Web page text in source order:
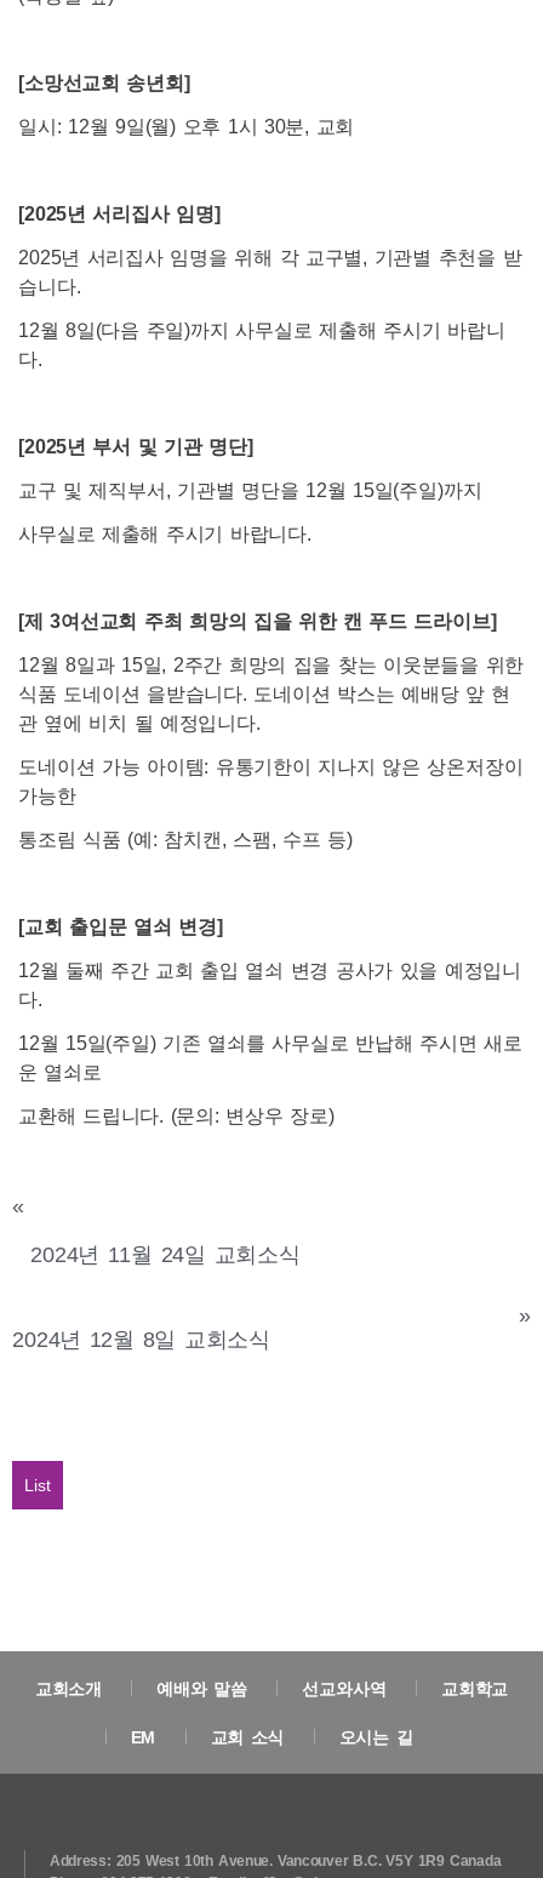
[소망선교회 송년회]
일시: 12월 9일(월) 오후 1시 30분, 교회
[2025년 서리집사 임명]
2025년 서리집사 임명을 위해 각 교구별, 기관별 추천을 받
습니다.
12월 8일(다음 주일)까지 사무실로 제출해 주시기 바랍니
다.
[2025년 부서 및 기관 명단]
교구 및 제직부서, 기관별 명단을 12월 15일(주일)까지
사무실로 제출해 주시기 바랍니다.
[제 3여선교회 주최 희망의 집을 위한 캔 푸드 드라이브]
12월 8일과 15일, 2주간 희망의 집을 찾는 이웃분들을 위한
식품 도네이션 을받습니다. 도네이션 박스는 예배당 앞 현
관 옆에 비치 될 예정입니다.
도네이션 가능 아이템: 유통기한이 지나지 않은 상온저장이
가능한
통조림 식품 (예: 참치캔, 스팸, 수프 등)
[교회 출입문 열쇠 변경]
12월 둘째 주간 교회 출입 열쇠 변경 공사가 있을 예정입니
다.
12월 15일(주일) 기존 열쇠를 사무실로 반납해 주시면 새로
운 열쇠로
교환해 드립니다. (문의: 변상우 장로)
«
2024년 11월 24일 교회소식
2024년 12월 8일 교회소식
»
List
교회소개 예배와 말씀 선교와사역 교회학교
EM 교회 소식 오시는 길
Address: 205 West 10th Avenue. Vancouver B.C. V5Y 1R9 Canada